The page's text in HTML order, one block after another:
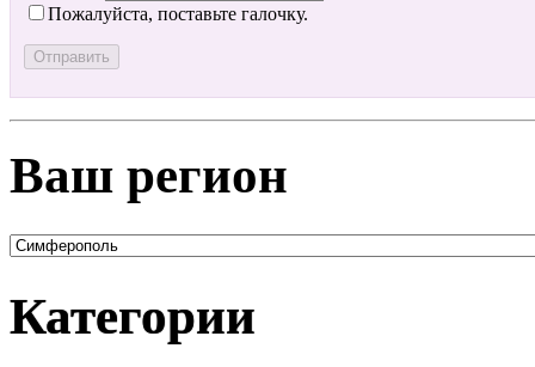
Пожалуйста, поставьте галочку.
Ваш регион
Категории